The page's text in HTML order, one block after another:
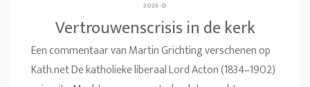
2026-D
Vertrouwenscrisis in de kerk
Een commentaar van Martin Grichting verschenen op
Kath.net De katholieke liberaal Lord Acton (1834–1902)